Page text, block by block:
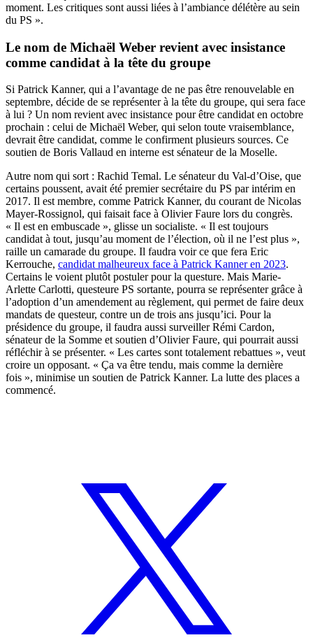
moment. Les critiques sont aussi liées à l’ambiance délétère au sein
du PS ».
Le nom de Michaël Weber revient avec insistance
comme candidat à la tête du groupe
Si Patrick Kanner, qui a l’avantage de ne pas être renouvelable en
septembre, décide de se représenter à la tête du groupe, qui sera face
à lui ? Un nom revient avec insistance pour être candidat en octobre
prochain : celui de Michaël Weber, qui selon toute vraisemblance,
devrait être candidat, comme le confirment plusieurs sources. Ce
soutien de Boris Vallaud en interne est sénateur de la Moselle.
Autre nom qui sort : Rachid Temal. Le sénateur du Val-d’Oise, que
certains poussent, avait été premier secrétaire du PS par intérim en
2017. Il est membre, comme Patrick Kanner, du courant de Nicolas
Mayer-Rossignol, qui faisait face à Olivier Faure lors du congrès.
« Il est en embuscade », glisse un socialiste. « Il est toujours
candidat à tout, jusqu’au moment de l’élection, où il ne l’est plus »,
raille un camarade du groupe. Il faudra voir ce que fera Eric
Kerrouche, candidat malheureux face à Patrick Kanner en 2023.
Certains le voient plutôt postuler pour la questure. Mais Marie-
Arlette Carlotti, questeure PS sortante, pourra se représenter grâce à
l’adoption d’un amendement au règlement, qui permet de faire deux
mandats de questeur, contre un de trois ans jusqu’ici. Pour la
présidence du groupe, il faudra aussi surveiller Rémi Cardon,
sénateur de la Somme et soutien d’Olivier Faure, qui pourrait aussi
réfléchir à se présenter. « Les cartes sont totalement rebattues », veut
croire un opposant. « Ça va être tendu, mais comme la dernière
fois », minimise un soutien de Patrick Kanner. La lutte des places a
commencé.